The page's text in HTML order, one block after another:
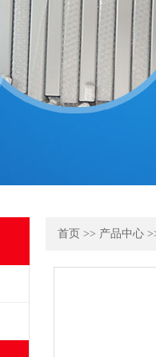
首页 >> 产品中心